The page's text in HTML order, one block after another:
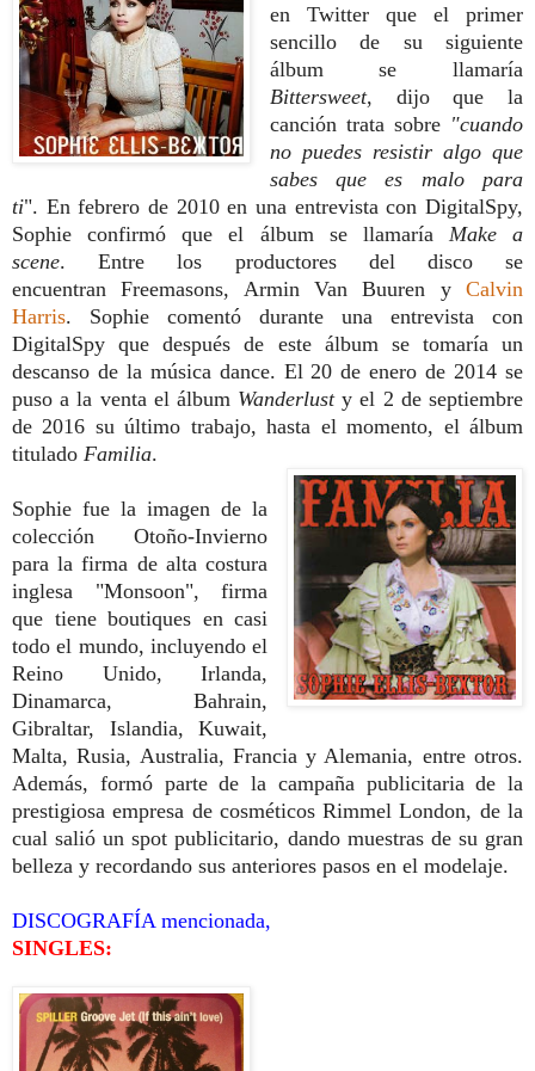
en Twitter que el primer
sencillo de su siguiente
álbum se llamaría
Bittersweet, dijo que la
canción trata sobre "cuando
no puedes resistir algo que
sabes que es malo para
ti". En febrero de 2010 en una entrevista con DigitalSpy,
Sophie confirmó que el álbum se llamaría Make a
scene. Entre los productores del disco se
encuentranFreemasons, Armin Van Buuren yCalvin
Harris. Sophie comentó durante una entrevista con
DigitalSpy que después de este álbum se tomaría un
descanso de la música dance. El 20 de enero de 2014 se
puso a la venta el álbum Wanderlusty el 2 de septiembre
de 2016 su último trabajo, hasta el momento, el álbum
titulado Familia.
Sophie fue la imagen de la
colección Otoño-Invierno
para la firma de alta costura
inglesa "Monsoon", firma
que tiene boutiques en casi
todo el mundo, incluyendo el
Reino Unido, Irlanda,
Dinamarca, Bahrain,
Gibraltar, Islandia, Kuwait,
Malta, Rusia, Australia, Francia y Alemania, entre otros.
Además, formó parte de la campaña publicitaria de la
prestigiosa empresa de cosméticos Rimmel London, de la
cual salió un spot publicitario, dando muestras de su gran
belleza y recordando sus anteriores pasos en el modelaje.
DISCOGRAFÍA mencionada,
SINGLES: